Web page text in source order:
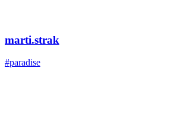
marti.strak
#paradise